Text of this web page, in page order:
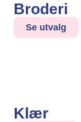
Broderi
Se utvalg
Klær